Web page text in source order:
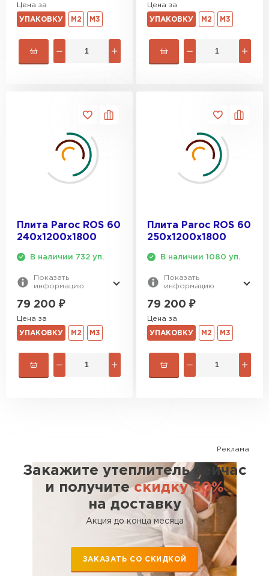
Цена за
УПАКОВКУ М2 М3
Цена за
УПАКОВКУ М2 М3
Плита Paroc ROS 60
240х1200х1800
В наличии 732 уп.
Показать
информацию
79 200 ₽
Цена за
УПАКОВКУ М2 М3
Плита Paroc ROS 60
250х1200х1800
В наличии 1080 уп.
Показать
информацию
79 200 ₽
Цена за
УПАКОВКУ М2 М3
Реклама
Закажите утеплитель сейчас
и получитескидку 30%
на доставку
Акция до конца месяца
ЗАКАЗАТЬ СО СКИДКОЙ